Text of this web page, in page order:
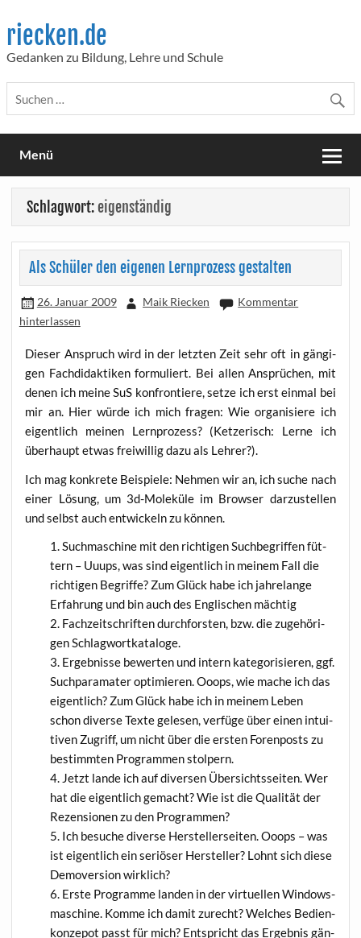
content
riecken.de
Gedanken zu Bildung, Lehre und Schule
Menü
Schlagwort:eigenständig
Als Schüler den eigenen Lernprozess gestalten
26. Januar 2009 Maik Riecken
Kommentar
hinterlassen
Die­ser Anspruch wird in der letz­ten Zeit sehr oft in gän­gi­
gen Fach­di­dak­ti­ken for­mu­liert. Bei allen Ansprü­chen, mit
denen ich mei­ne SuS kon­fron­tie­re, set­ze ich erst ein­mal bei
mir an. Hier wür­de ich mich fra­gen: Wie orga­ni­sie­re ich
eigent­lich mei­nen Lern­pro­zess? (Ket­ze­risch: Ler­ne ich
über­haupt etwas frei­wil­lig dazu als Lehrer?).
Ich mag kon­kre­te Bei­spie­le: Neh­men wir an, ich suche nach
einer Lösung, um 3d-Mole­kü­le im Brow­ser dar­zu­stel­len
und selbst auch ent­wi­ckeln zu können.
Such­ma­schi­ne mit den rich­ti­gen Such­be­grif­fen füt­
tern – Uuups, was sind eigent­lich in mei­nem Fall die
rich­ti­gen Begrif­fe? Zum Glück habe ich jah­re­lan­ge
Erfah­rung und bin auch des Eng­li­schen mächtig
Fach­zeit­schrif­ten durch­fors­ten, bzw. die zuge­hö­ri­
gen Schlagwortkataloge.
Ergeb­nis­se bewer­ten und intern kate­go­ri­sie­ren, ggf.
Such­pa­ra­ma­ter opti­mie­ren. Ooops, wie mache ich das
eigent­lich? Zum Glück habe ich in mei­nem Leben
schon diver­se Tex­te gele­sen, ver­fü­ge über einen intui­
ti­ven Zugriff, um nicht über die ers­ten Foren­posts zu
bestimm­ten Pro­gram­men stolpern.
Jetzt lan­de ich auf diver­sen Über­sichts­sei­ten. Wer
hat die eigent­lich gemacht? Wie ist die Qua­li­tät der
Rezen­sio­nen zu den Programmen?
Ich besu­che diver­se Her­stel­ler­sei­ten. Ooops – was
ist eigent­lich ein seriö­ser Her­stel­ler? Lohnt sich die­se
Demo­ver­si­on wirklich?
Ers­te Pro­gram­me lan­den in der vir­tu­el­len Win­dows­
ma­schi­ne. Kom­me ich damit zurecht? Wel­ches Bedien­
kon­ze­pot passt für mich? Ent­spricht das Ergeb­nis gän­